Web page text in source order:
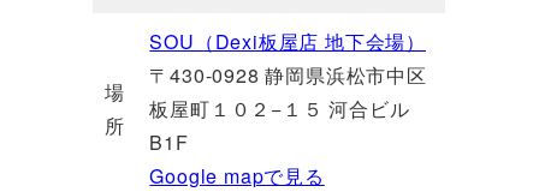
場
所
SOU（Dexi板屋店 地下会場）
〒430-0928 静岡県浜松市中区
板屋町１０２−１５ 河合ビル
B1F
Google mapで見る